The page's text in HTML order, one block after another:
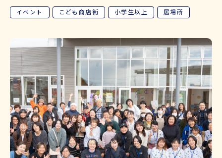
イベント こども商店街 小学生以上 居場所